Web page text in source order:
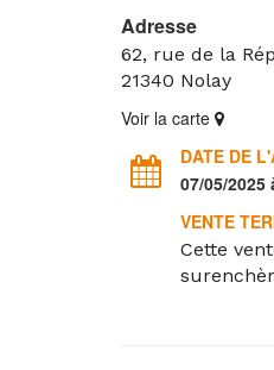
Adresse
62, rue de la
21340 Nolay
Voir la carte
DATE DE
07/05/2025
VENTE
Cette